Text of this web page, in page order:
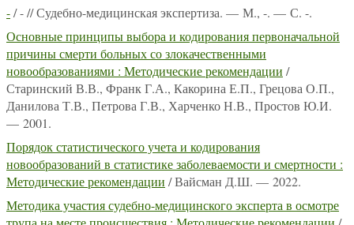
-/ - // Судебно-медицинская экспертиза. — М., -. — С. -.
Основные принципы выбора и кодирования первоначальной
причины смерти больных со злокачественными
новообразованиями : Методические рекомендации /
Старинский В.В., Франк Г.А., Какорина Е.П., Грецова О.П.,
Данилова Т.В., Петрова Г.В., Харченко Н.В., Простов Ю.И.
— 2001.
Порядок статистического учета и кодирования
новообразований в статистике заболеваемости и смертности :
Методические рекомендации / Вайсман Д.Ш. — 2022.
Методика участия судебно-медицинского эксперта в осмотре